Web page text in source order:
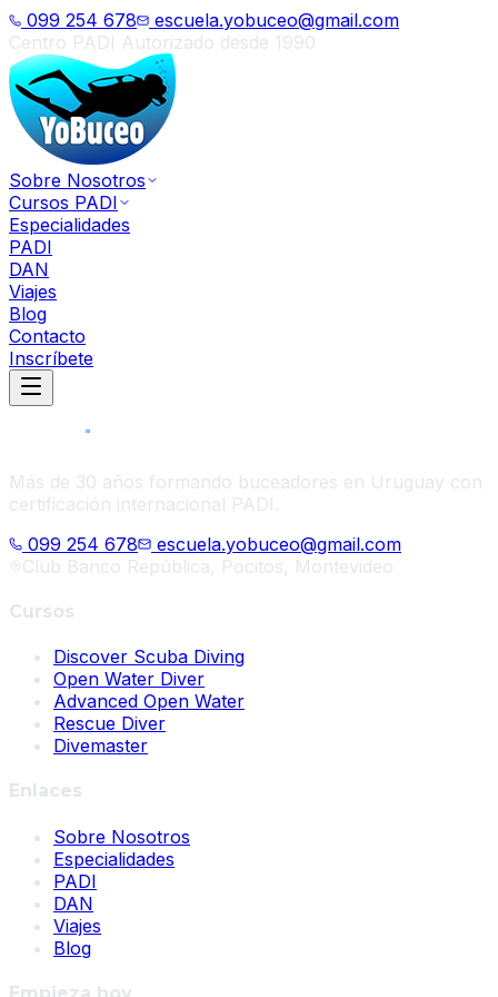
099 254 678
escuela.yobuceo@gmail.com
Centro PADI Autorizado desde 1990
Sobre Nosotros
Cursos PADI
Especialidades
PADI
DAN
Viajes
Blog
Contacto
Inscríbete
Más de 30 años formando buceadores en Uruguay con
certificación internacional PADI.
099 254 678
escuela.yobuceo@gmail.com
Club Banco República, Pocitos, Montevideo
Cursos
Discover Scuba Diving
Open Water Diver
Advanced Open Water
Rescue Diver
Divemaster
Enlaces
Sobre Nosotros
Especialidades
PADI
DAN
Viajes
Blog